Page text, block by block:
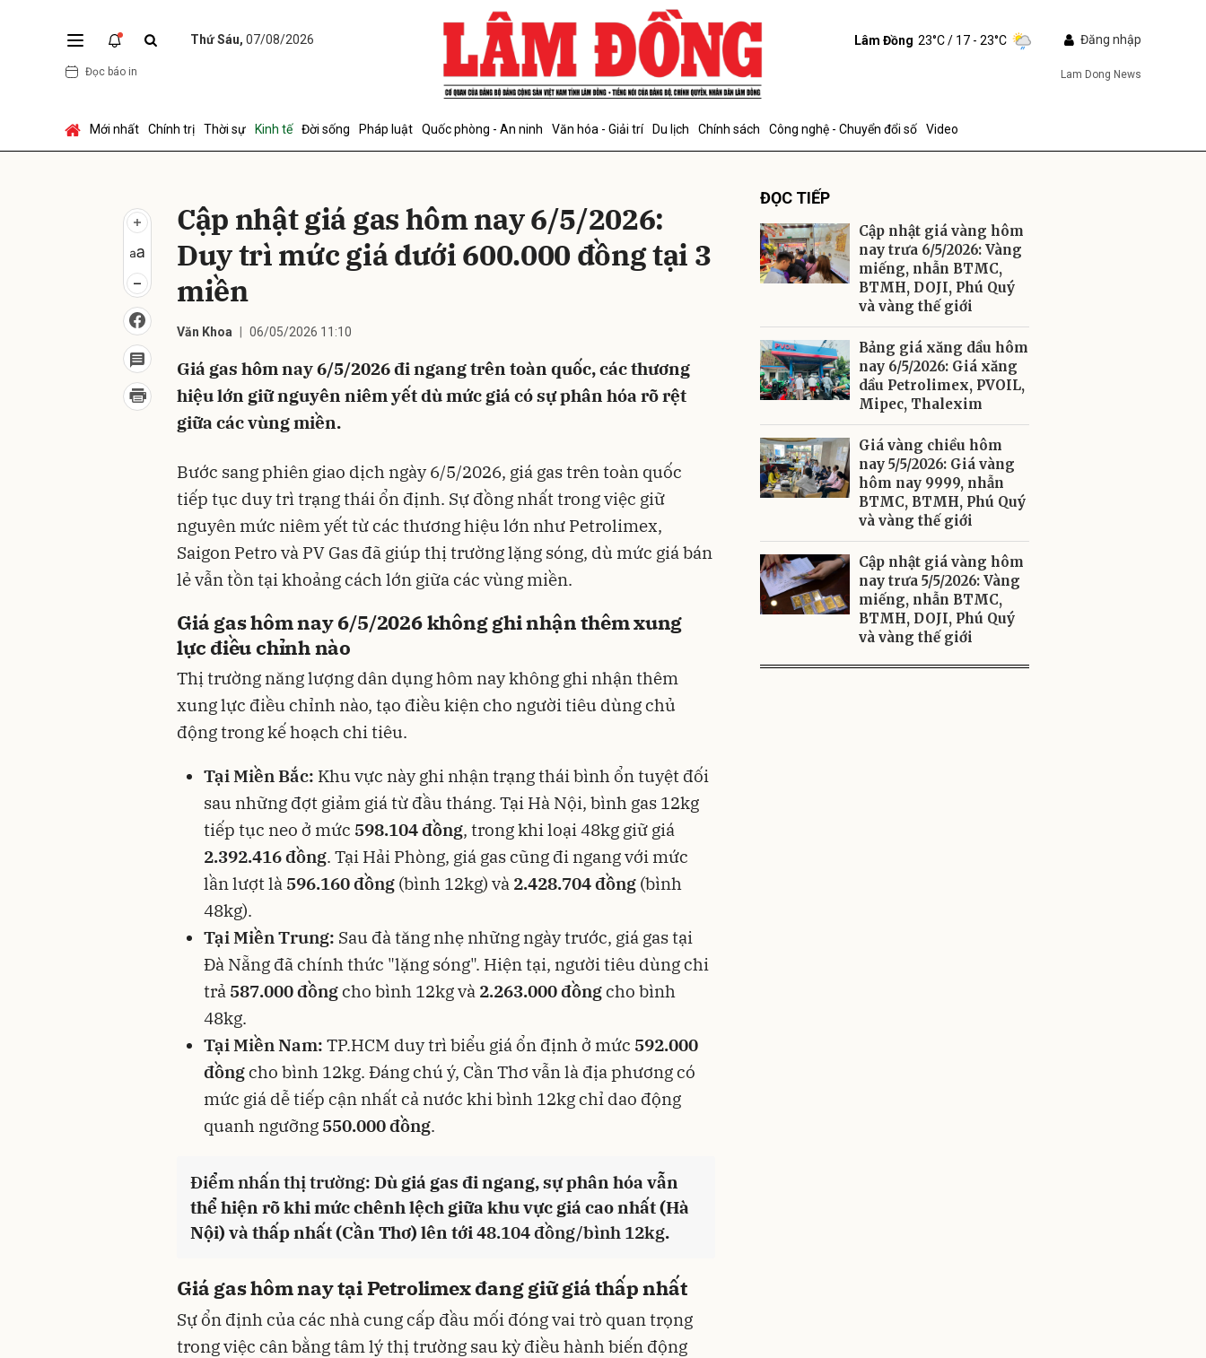
Thứ Sáu, 07/08/2026
Đọc báo in
Lâm Đồng 23°C/ 17 - 23°C Đăng nhập
Lam Dong News
Mới nhất Chính trị Thời sự Kinh tế Đời sống Pháp luật Quốc phòng - An ninh Văn hóa - Giải trí Du lịch Chính sách Công nghệ - Chuyển đổi số Video
Cập nhật giá gas hôm nay 6/5/2026:
Duy trì mức giá dưới 600.000 đồng tại 3
miền
Văn Khoa 06/05/2026 11:10
Giá gas hôm nay 6/5/2026 đi ngang trên toàn quốc, các thương
hiệu lớn giữ nguyên niêm yết dù mức giá có sự phân hóa rõ rệt
giữa các vùng miền.
Bước sang phiên giao dịch ngày 6/5/2026, giá gas trên toàn quốc
tiếp tục duy trì trạng thái ổn định. Sự đồng nhất trong việc giữ
nguyên mức niêm yết từ các thương hiệu lớn như Petrolimex,
Saigon Petro và PV Gas đã giúp thị trường lặng sóng, dù mức giá bán
lẻ vẫn tồn tại khoảng cách lớn giữa các vùng miền.
Giá gas hôm nay 6/5/2026 không ghi nhận thêm xung
lực điều chỉnh nào
Thị trường năng lượng dân dụng hôm nay không ghi nhận thêm
xung lực điều chỉnh nào, tạo điều kiện cho người tiêu dùng chủ
động trong kế hoạch chi tiêu.
Tại Miền Bắc: Khu vực này ghi nhận trạng thái bình ổn tuyệt đối
sau những đợt giảm giá từ đầu tháng. Tại Hà Nội, bình gas 12kg
tiếp tục neo ở mức 598.104 đồng, trong khi loại 48kg giữ giá
2.392.416 đồng. Tại Hải Phòng, giá gas cũng đi ngang với mức
lần lượt là 596.160 đồng (bình 12kg) và 2.428.704 đồng (bình
48kg).
Tại Miền Trung: Sau đà tăng nhẹ những ngày trước, giá gas tại
Đà Nẵng đã chính thức "lặng sóng". Hiện tại, người tiêu dùng chi
trả 587.000 đồngcho bình 12kg và 2.263.000 đồngcho bình
48kg.
Tại Miền Nam: TP.HCM duy trì biểu giá ổn định ở mức 592.000
đồngcho bình 12kg. Đáng chú ý, Cần Thơ vẫn là địa phương có
mức giá dễ tiếp cận nhất cả nước khi bình 12kg chỉ dao động
quanh ngưỡng 550.000 đồng.
Điểm nhấn thị trường: Dù giá gas đi ngang, sự phân hóa vẫn
thể hiện rõ khi mức chênh lệch giữa khu vực giá cao nhất (Hà
Nội) và thấp nhất (Cần Thơ) lên tới48.104 đồng/bình 12kg.
Giá gas hôm nay tại Petrolimex đang giữ giá thấp nhất
Sự ổn định của các nhà cung cấp đầu mối đóng vai trò quan trọng
trong việc cân bằng tâm lý thị trường sau kỳ điều hành biến động
ĐỌC TIẾP
Cập nhật giá vàng hôm
nay trưa 6/5/2026: Vàng
miếng, nhẫn BTMC,
BTMH, DOJI, Phú Quý
và vàng thế giới
Bảng giá xăng dầu hôm
nay 6/5/2026: Giá xăng
dầu Petrolimex, PVOIL,
Mipec, Thalexim
Giá vàng chiều hôm
nay 5/5/2026: Giá vàng
hôm nay 9999, nhẫn
BTMC, BTMH, Phú Quý
và vàng thế giới
Cập nhật giá vàng hôm
nay trưa 5/5/2026: Vàng
miếng, nhẫn BTMC,
BTMH, DOJI, Phú Quý
và vàng thế giới
Gửi bình luận